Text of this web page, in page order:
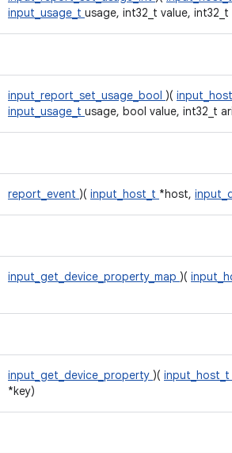
input_usage_t usage, int32_t value, int32_t
input_report_set_usage_bool )(
input_usage_t usage, bool value, int32_t
report_event )( input_host_t *host,
input_get_device_property_map )(
input_get_device_property )( input_host_t
*key)